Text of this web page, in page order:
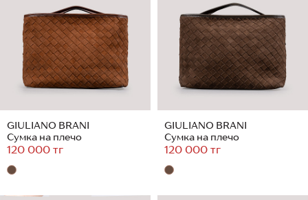
GIULIANO BRANI
Сумка на плечо
120 000 тг
GIULIANO BRANI
Сумка на плечо
120 000 тг